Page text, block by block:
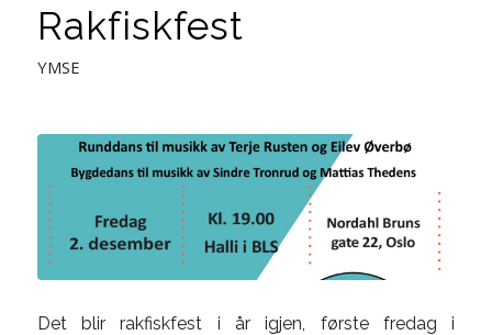
Rakfiskfest
YMSE
Det blir rakfiskfest i år igjen, første fredag i